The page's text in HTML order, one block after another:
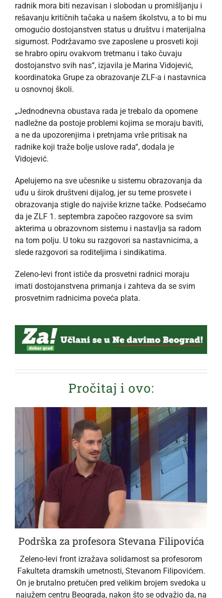
radnik mora biti nezavisan i slobodan u promišljanju i
rešavanju kritičnih tačaka u našem školstvu, a to bi mu
omogućio dostojanstven status u društvu i materijalna
sigurnost. Podržavamo sve zaposlene u prosveti koji
se hrabro opiru ovakvom tretmanu i tako čuvaju
dostojanstvo svih nas“, izjavila je Marina Vidojević,
koordinatoka Grupe za obrazovanje ZLF-a i nastavnica
u osnovnoj školi.
„Jednodnevna obustava rada je trebalo da opomene
nadležne da postoje problemi kojima se moraju baviti,
a ne da upozorenjima i pretnjama vrše pritisak na
radnike koji traže bolje uslove rada“, dodala je
Vidojević.
Apelujemo na sve učesnike u sistemu obrazovanja da
uđu u širok društveni dijalog, jer su teme prosvete i
obrazovanja stigle do najviše krizne tačke. Podsećamo
da je ZLF 1. septembra započeo razgovore sa svim
akterima u obrazovnom sistemu i nastavlja sa radom
na tom polju. U toku su razgovori sa nastavnicima, a
slede razgovori sa roditeljima i sindikatima.
Zeleno-levi front ističe da prosvetni radnici moraju
imati dostojanstvena primanja i zahteva da se svim
prosvetnim radnicima poveća plata.
Pročitaj i ovo:
Podrška za profesora Stevana Filipovića
Zeleno-levi front izražava solidarnost sa profesorom
Fakulteta dramskih umetnosti, Stevanom Filipovićem.
On je brutalno pretučen pred velikim brojem svedoka u
najužem centru Beograda, nakon što se odvažio da, na